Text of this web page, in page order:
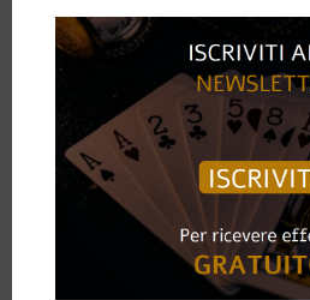
Guarda il video del test di Sixth Sense
. I dadi sono dotati di un chip elettronico
pesati per risultare ordinari al tatto, anche
Il sistema utilizza un braccialetto in stile
indossabile, offrendo feedback sia visivo
L’interfaccia può passare da un layout
distanza tra i dadi e il braccialetto si
tempo di risposta rapido di 0,5 secondi. Il
viene fornito entro 2 secondi dalla
vibrazioni sia brevi che lunghe per effetti